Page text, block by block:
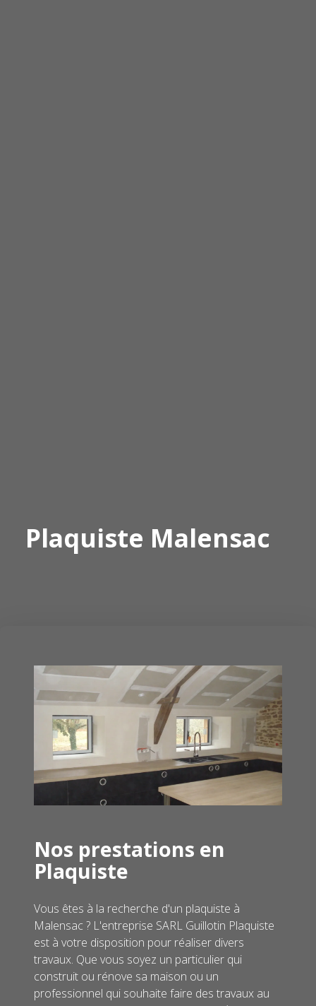
Plaquiste Malensac
Nos prestations en
Plaquiste
Vous êtes à la recherche d'un plaquiste à
Malensac ? L'entreprise SARL Guillotin Plaquiste
est à votre disposition pour réaliser divers
travaux. Que vous soyez un particulier qui
construit ou rénove sa maison ou un
professionnel qui souhaite faire des travaux au